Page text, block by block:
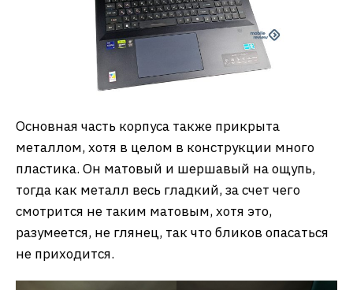
Основная часть корпуса также прикрыта
металлом, хотя в целом в конструкции много
пластика. Он матовый и шершавый на ощупь,
тогда как металл весь гладкий, за счет чего
смотрится не таким матовым, хотя это,
разумеется, не глянец, так что бликов опасаться
не приходится.